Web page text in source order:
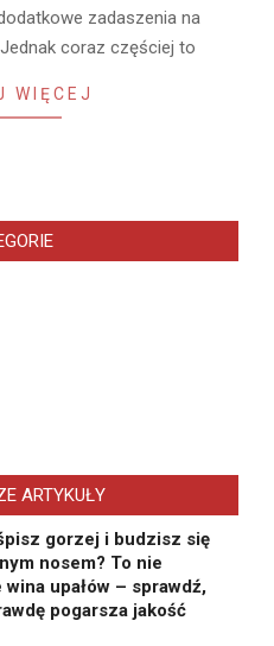
zadaszenia na
coraz częściej to
WIĘCEJ
ARTYKUŁY
gorzej i budzisz się
nosem? To nie
wina upałów – sprawdź,
pogarsza jakość